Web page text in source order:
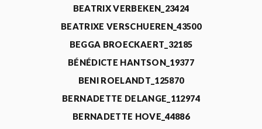
BEATRIX VERBEKEN_23424
BEATRIXE VERSCHUEREN_43500
BEGGA BROECKAERT_32185
BÉNÉDICTE HANTSON_19377
BENI ROELANDT_125870
BERNADETTE DELANGE_112974
BERNADETTE HOVE_44886